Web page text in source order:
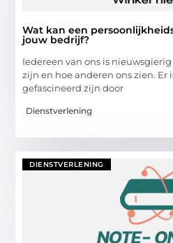
Wat kan een
jouw bedrijf?
Iedereen van ons is
zijn en hoe anderen ons zien. Er
gefascineerd zijn door
Dienstverlening
DIENSTVERLENING